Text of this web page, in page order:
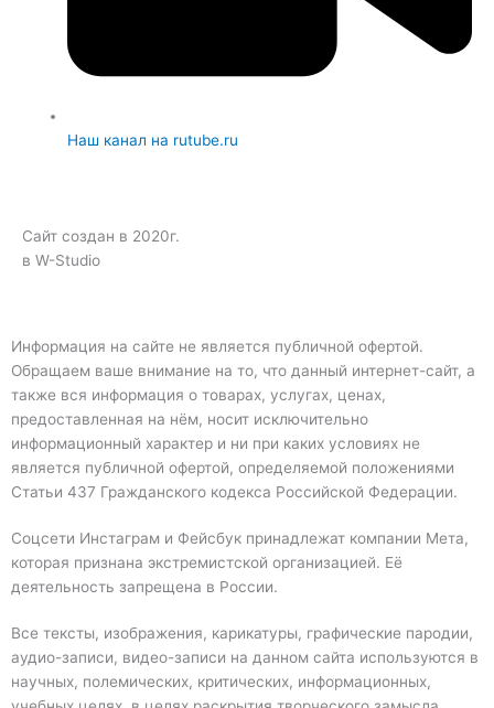
Наш канал на rutube.ru
Сайт создан в 2020г.
в W-Studio
Информация на сайте не является публичной офертой.
Обращаем ваше внимание на то, что данный интернет-сайт, а
также вся информация о товарах, услугах, ценах,
предоставленная на нём, носит исключительно
информационный характер и ни при каких условиях не
является публичной офертой, определяемой положениями
Статьи 437 Гражданского кодекса Российской Федерации.
Соцсети Инстаграм и Фейсбук принадлежат компании Мета,
которая признана экстремистской организацией. Её
деятельность запрещена в России.
Все тексты, изображения, карикатуры, графические пародии,
аудио-записи, видео-записи на данном сайта используются в
научных, полемических, критических, информационных,